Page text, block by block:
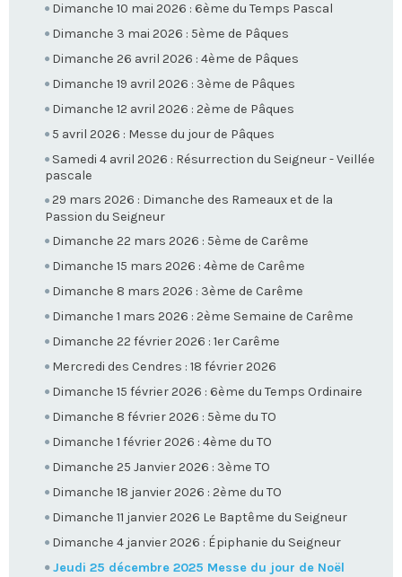
Dimanche 10 mai 2026 : 6ème du Temps Pascal
Dimanche 3 mai 2026 : 5ème de Pâques
Dimanche 26 avril 2026 : 4ème de Pâques
Dimanche 19 avril 2026 : 3ème de Pâques
Dimanche 12 avril 2026 : 2ème de Pâques
5 avril 2026 : Messe du jour de Pâques
Samedi 4 avril 2026 : Résurrection du Seigneur - Veillée
pascale
29 mars 2026 : Dimanche des Rameaux et de la
Passion du Seigneur
Dimanche 22 mars 2026 : 5ème de Carême
Dimanche 15 mars 2026 : 4ème de Carême
Dimanche 8 mars 2026 : 3ème de Carême
Dimanche 1 mars 2026 : 2ème Semaine de Carême
Dimanche 22 février 2026 : 1er Carême
Mercredi des Cendres : 18 février 2026
Dimanche 15 février 2026 : 6ème du Temps Ordinaire
Dimanche 8 février 2026 : 5ème du TO
Dimanche 1 février 2026 : 4ème du TO
Dimanche 25 Janvier 2026 : 3ème TO
Dimanche 18 janvier 2026 : 2ème du TO
Dimanche 11 janvier 2026 Le Baptême du Seigneur
Dimanche 4 janvier 2026 : Épiphanie du Seigneur
Jeudi 25 décembre 2025 Messe du jour de Noël